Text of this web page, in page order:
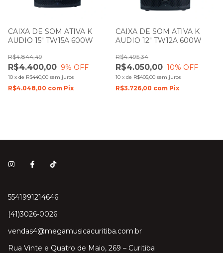
CAIXA DE SOM ATIVA K
AUDIO 15" TW15A 600W
R$4.400,00
R$4.844,49
9% OFF
10 x de R$440,00 sem juros
R$4.048,00 com Pix
CAIXA DE SOM ATIVA K
AUDIO 12" TW12A 600W
R$4.050,00
R$4.495,34
10% OFF
10 x de R$405,00 sem juros
R$3.726,00 com Pix
5541991214646
(41)3026-0026
vendas4@megamusicacuritiba.com.br
Rua Vinte e Quatro de Maio, 269 – Curitiba